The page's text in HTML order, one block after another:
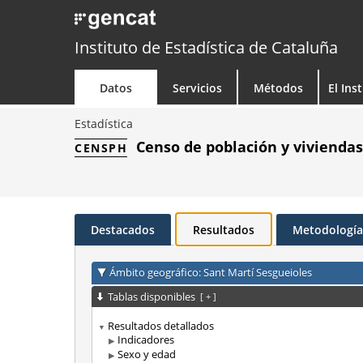
Instituto de Estadística de Cataluña
Datos Servicios Métodos El
Estadística
CENSPH
Censo de población y viviendas
Destacados Resultados Metodología
Ámbito geográfico: Sant Martí Sesgueioles
Tablas disponibles [ + ]
Resultados detallados
Indicadores
Sexo y edad